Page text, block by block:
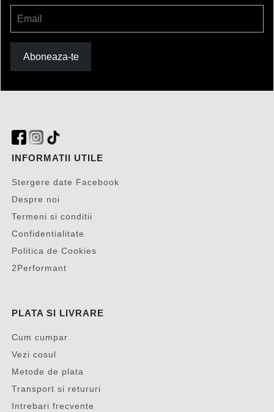
Email
Aboneaza-te
INFORMATII UTILE
Stergere date Facebook
Despre noi
Termeni si conditii
Confidentialitate
Politica de Cookies
2Performant
PLATA SI LIVRARE
Cum cumpar
Vezi cosul
Metode de plata
Transport si retururi
Intrebari frecvente